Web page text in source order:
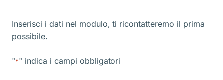
Inserisci i dati nel modulo, ti ricontatteremo il prima
possibile.
"*" indica i campi obbligatori